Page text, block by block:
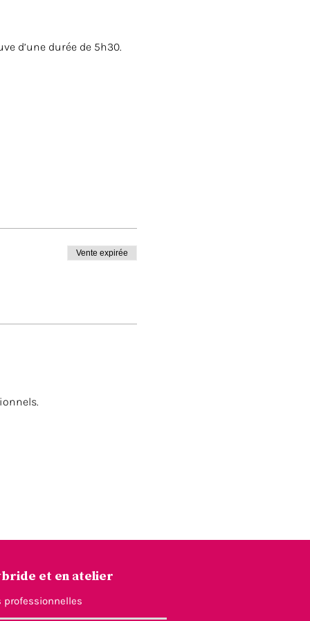
d’une durée de 5h30.
Vente expirée
et en atelier
professionnelles